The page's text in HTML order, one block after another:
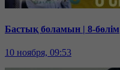
Бастық боламын | 8-бөлім
10 ноября, 09:53